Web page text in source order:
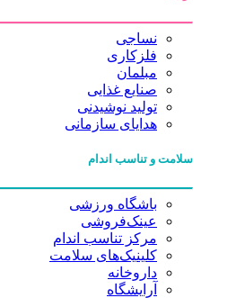
نساجی
فلزکاری
مبلمان
صنایع غذایی
تولید نوشیدنی
هدایای سازمانی
سلامت و تناسب اندام
باشگاه ورزشی
عینک‌فروشی
مرکز تناسب اندام
کلینیک‌های سلامت
داروخانه
آرایشگاه